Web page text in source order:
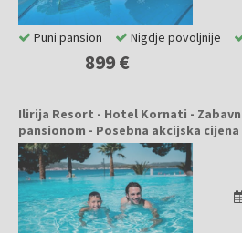
899 €
Puni pansion Nigdje povoljnije
Ilirija Resort - Hotel Kornati -
pansionom - Posebna akcijska cijena